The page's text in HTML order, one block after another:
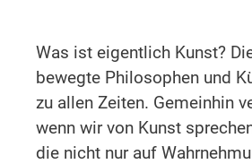
Was ist eigentlich Kunst?
bewegte Philosophen und
zu allen Zeiten. Gemeinhin
wenn wir von Kunst
die nicht nur auf